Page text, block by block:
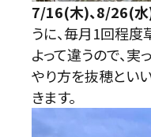
7/16(木)、8/26(
うに、毎月1回程
よって違うので、
やり方を抜穂とい
きます。